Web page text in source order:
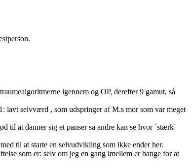
igennem og OP, derefter 9 gamut, så
lavt selvværd , som udspringer af M.s mor som var meget
at danner sig et panser så andre kan se hvor ´stærk´
til at starte en selvudvikling som ikke ender her.
som er: selv om jeg en gang imellem er bange for at